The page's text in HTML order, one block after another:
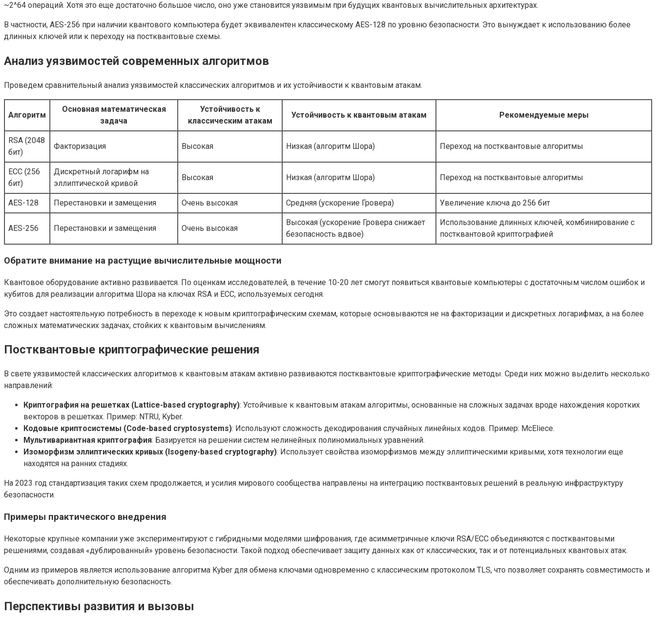
~2^64 операций. Хотя это еще достаточно большое число, оно уже становится уязвимым при будущих квантовых вычислительных архитектурах.
В частности, AES-256 при наличии квантового компьютера будет эквивалентен классическому AES-128 по уровню безопасности. Это вынуждает к использованию более
длинных ключей или к переходу на постквантовые схемы.
Анализ уязвимостей современных алгоритмов
Проведем сравнительный анализ уязвимостей классических алгоритмов и их устойчивости к квантовым атакам.
Алгоритм
Основная математическая
задача
Устойчивость к
классическим атакам
Устойчивость к квантовым атакам Рекомендуемые меры
RSA (2048
бит)
Факторизация Высокая Низкая (алгоритм Шора) Переход на постквантовые алгоритмы
ECC (256
бит)
Дискретный логарифм на
эллиптической кривой
Высокая Низкая (алгоритм Шора) Переход на постквантовые алгоритмы
AES-128 Перестановки и замещения Очень высокая Средняя (ускорение Гровера) Увеличение ключа до 256 бит
AES-256 Перестановки и замещения Очень высокая
Высокая (ускорение Гровера снижает
безопасность вдвое)
Использование длинных ключей, комбинирование с
постквантовой криптографией
Обратите внимание на растущие вычислительные мощности
Квантовое оборудование активно развивается. По оценкам исследователей, в течение 10-20 лет смогут появиться квантовые компьютеры с достаточным числом ошибок и
кубитов для реализации алгоритма Шора на ключах RSA и ECC, используемых сегодня.
Это создает настоятельную потребность в переходе к новым криптографическим схемам, которые основываются не на факторизации и дискретных логарифмах, а на более
сложных математических задачах, стойких к квантовым вычислениям.
Постквантовые криптографические решения
В свете уязвимостей классических алгоритмов к квантовым атакам активно развиваются постквантовые криптографические методы. Среди них можно выделить несколько
направлений:
Криптография на решетках (Lattice-based cryptography): Устойчивые к квантовым атакам алгоритмы, основанные на сложных задачах вроде нахождения коротких
векторов в решетках. Пример: NTRU, Kyber.
Кодовые криптосистемы (Code-based cryptosystems): Используют сложность декодирования случайных линейных кодов. Пример: McEliece.
Мультивариантная криптография: Базируется на решении систем нелинейных полиномиальных уравнений.
Изоморфизм эллиптических кривых (Isogeny-based cryptography): Использует свойства изоморфизмов между эллиптическими кривыми, хотя технологии еще
находятся на ранних стадиях.
На 2023 год стандартизация таких схем продолжается, и усилия мирового сообщества направлены на интеграцию постквантовых решений в реальную инфраструктуру
безопасности.
Примеры практического внедрения
Некоторые крупные компании уже экспериментируют с гибридными моделями шифрования, где асимметричные ключи RSA/ECC объединяются с постквантовыми
решениями, создавая «дублированный» уровень безопасности. Такой подход обеспечивает защиту данных как от классических, так и от потенциальных квантовых атак.
Одним из примеров является использование алгоритма Kyber для обмена ключами одновременно с классическим протоколом TLS, что позволяет сохранять совместимость и
обеспечивать дополнительную безопасность.
Перспективы развития и вызовы